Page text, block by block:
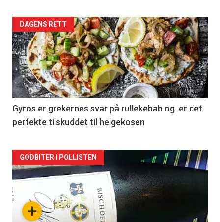
Forsiden
akkurat
nå
-
2
DAGENS RETT
Gyros er grekernes svar på rullekebab og er det
perfekte tilskuddet til helgekosen
Forsiden
akkurat
nå+
GODBITER I POLLISTEN